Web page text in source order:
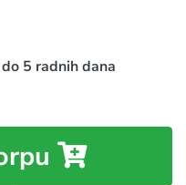
5 radnih dana